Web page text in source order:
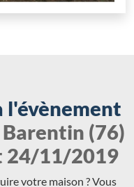
l'évènement
(76)
24/11/2019
votre maison ? Vous